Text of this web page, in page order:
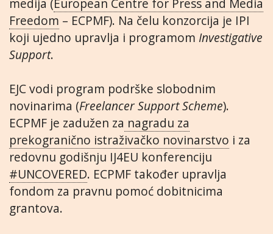
Freedom – ECPMF). Na čelu konzorcija je IPI
koji ujedno upravlja i programom Investigative
Support.
EJC vodi program podrške slobodnim
novinarima (Freelancer Support Scheme).
ECPMF je zadužen za nagradu za
prekogranično istraživačko novinarstvo i za
redovnu godišnju IJ4EU konferenciju
#UNCOVERED. ECPMF također upravlja
fondom za pravnu pomoć dobitnicima
grantova.